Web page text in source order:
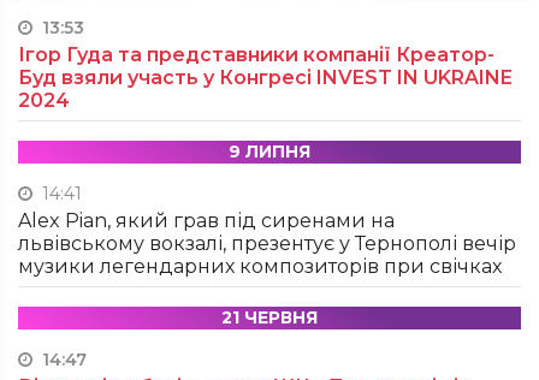
13:53
Ігор Гуда та представники компанії Креатор-
Буд взяли участь у Конгресі INVEST IN UKRAINE
2024
9 ЛИПНЯ
14:41
Alex Pian, який грав під сиренами на
львівському вокзалі, презентує у Тернополі вечір
музики легендарних композиторів при свічках
21 ЧЕРВНЯ
14:47